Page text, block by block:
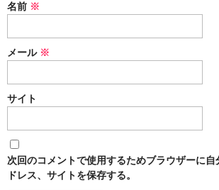
名前 ※
メール ※
サイト
次回のコメントで使用するためブラウザーに
ドレス、サイトを保存する。